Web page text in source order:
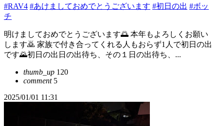
#RAV4 #あけましておめでとうございます #初日の出 #ボッ
チ
明けましておめでとうございます🌅 本年もよろしくお願い
します🙇 家族で付き合ってくれる人もおらず1人で初日の出
です🌄初日の出日の出待ち、その１日の出待ち、...
thumb_up 120
comment5
2025/01/01 11:31